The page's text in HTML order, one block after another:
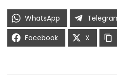
WhatsApp
Facebook
X